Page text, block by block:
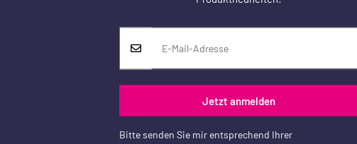
Jetzt anmelden
Bitte senden Sie mir entsprechend Ihrer